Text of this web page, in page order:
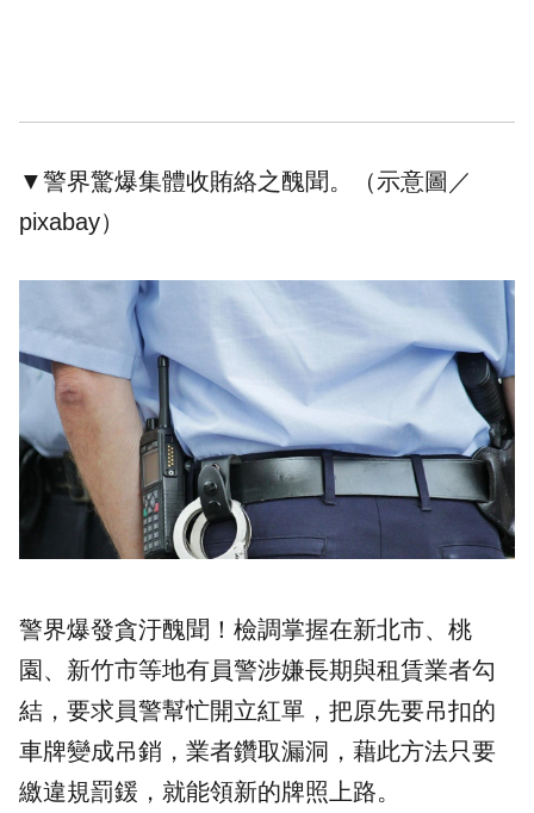
▼警界驚爆集體收賄絡之醜聞。（示意圖／
pixabay）
警界爆發貪汙醜聞！檢調掌握在新北市、桃
園、新竹市等地有員警涉嫌長期與租賃業者勾
結，要求員警幫忙開立紅單，把原先要吊扣的
車牌變成吊銷，業者鑽取漏洞，藉此方法只要
繳違規罰鍰，就能領新的牌照上路。